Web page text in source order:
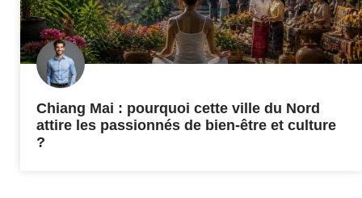
Chiang Mai : pourquoi cette ville du Nord
attire les passionnés de bien-être et culture
?